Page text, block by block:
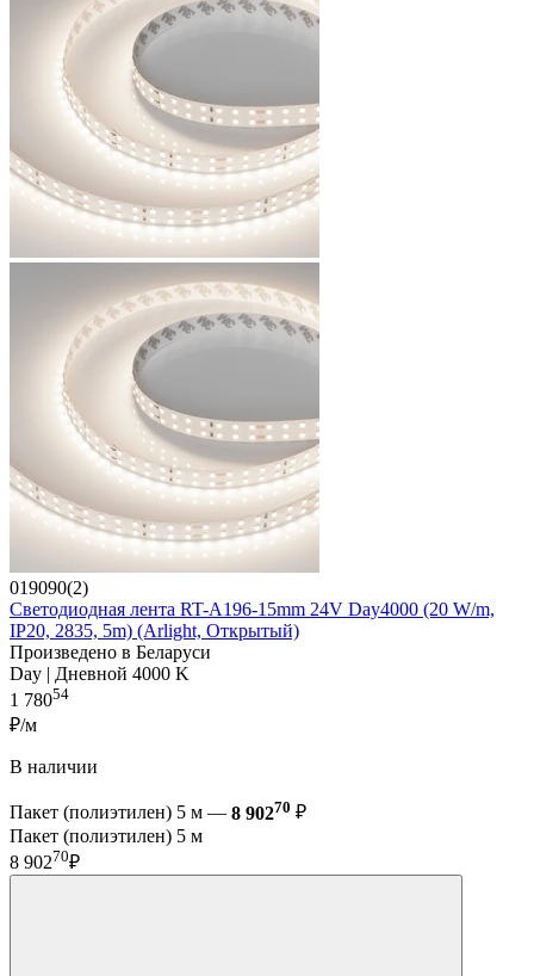
019090(2)
Светодиодная лента RT-A196-15mm 24V Day4000 (20 W/m,
IP20, 2835, 5m) (Arlight, Открытый)
Произведено в Беларуси
Day | Дневной 4000 K
1 78054
₽/м
В наличии
Пакет (полиэтилен) 5 м — 8 90270 ₽
Пакет (полиэтилен) 5 м
8 90270₽